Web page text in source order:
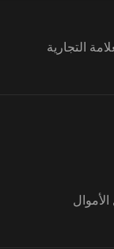
التجارية